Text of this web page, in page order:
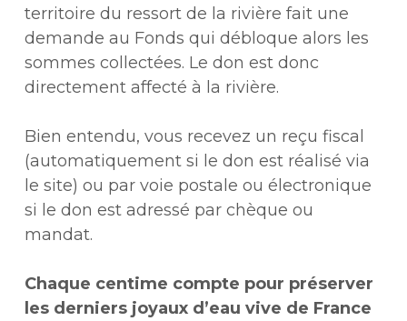
territoire du ressort de la rivière fait une
demande au Fonds qui débloque alors les
sommes collectées. Le don est donc
directement affecté à la rivière.
Bien entendu, vous recevez un reçu fiscal
(automatiquement si le don est réalisé via
le site) ou par voie postale ou électronique
si le don est adressé par chèque ou
mandat.
Chaque centime compte pour préserver
les derniers joyaux d’eau vive de France